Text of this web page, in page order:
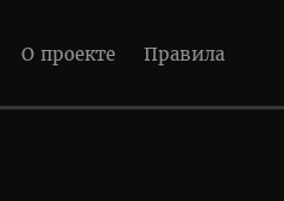
О проекте Правила